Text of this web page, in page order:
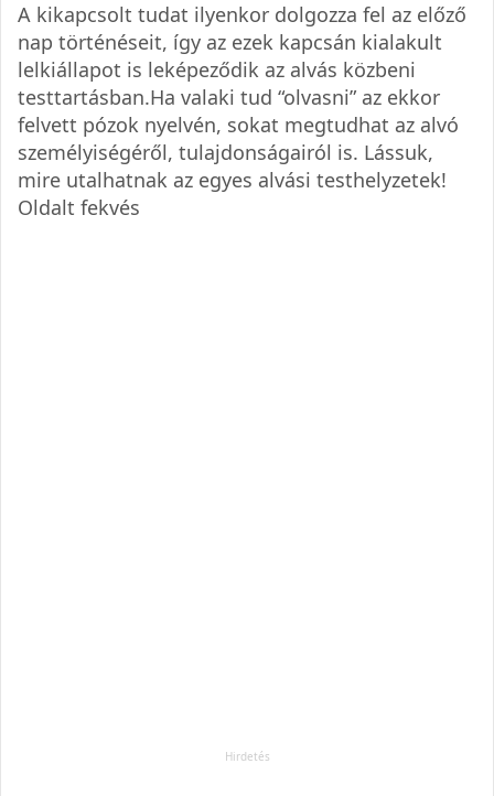
A kikapcsolt tudat ilyenkor dolgozza fel az előző
nap történéseit, így az ezek kapcsán kialakult
lelkiállapot is leképeződik az alvás közbeni
testtartásban.Ha valaki tud “olvasni” az ekkor
felvett pózok nyelvén, sokat megtudhat az alvó
személyiségéről, tulajdonságairól is. Lássuk,
mire utalhatnak az egyes alvási testhelyzetek!
Oldalt fekvés